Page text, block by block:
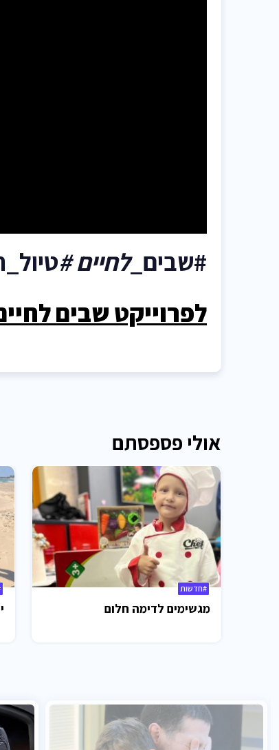
#שבים_לחיים #
לפרוייקט שבים
אולי פספסתם
#חדשות
מגשימים לדימה חלום